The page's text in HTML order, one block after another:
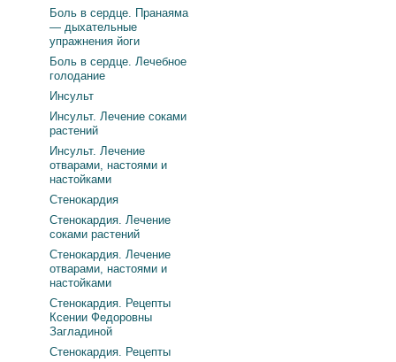
Боль в сердце. Пранаяма
— дыхательные
упражнения йоги
Боль в сердце. Лечебное
голодание
Инсульт
Инсульт. Лечение соками
растений
Инсульт. Лечение
отварами, настоями и
настойками
Стенокардия
Стенокардия. Лечение
соками растений
Стенокардия. Лечение
отварами, настоями и
настойками
Стенокардия. Рецепты
Ксении Федоровны
Загладиной
Стенокардия. Рецепты